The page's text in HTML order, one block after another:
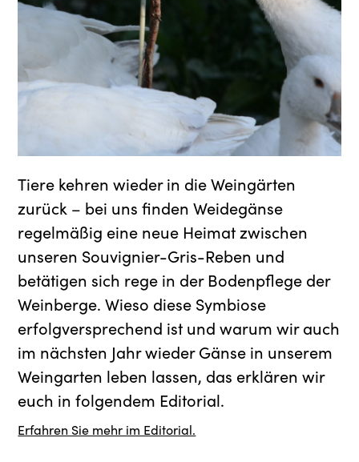
Tiere kehren wieder in die Weingärten
zurück – bei uns finden Weidegänse
regelmäßig eine neue Heimat zwischen
unseren Souvignier-Gris-Reben und
betätigen sich rege in der Bodenpflege der
Weinberge. Wieso diese Symbiose
erfolgversprechend ist und warum wir auch
im nächsten Jahr wieder Gänse in unserem
Weingarten leben lassen, das erklären wir
euch in folgendem Editorial.
Erfahren Sie mehr im Editorial.